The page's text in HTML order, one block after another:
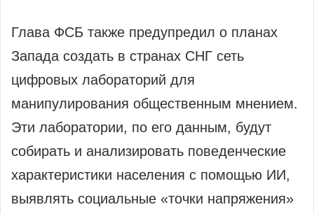
Глава ФСБ также предупредил о планах
Запада создать в странах СНГ сеть
цифровых лабораторий для
манипулирования общественным мнением.
Эти лаборатории, по его данным, будут
собирать и анализировать поведенческие
характеристики населения с помощью ИИ,
выявлять социальные «точки напряжения»